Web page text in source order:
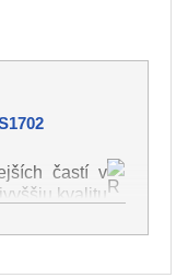
častí v
kvalitu
Slúži k
v rôznej